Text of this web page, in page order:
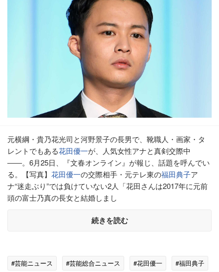
元横綱・貴乃花光司と河野景子の長男で、靴職人・画家・タ
レントでもある花田優一が、人気女性アナと真剣交際中
――。6月25日、『文春オンライン』が報じ、話題を呼んでい
る。【写真】 花田優一の交際相手・元テレ東の福田典子ア
ナ“迷走ぶり”では負けていない2人「花田さんは2017年に元前
頭の富士乃真の長女と結婚しまし
続きを読む
#芸能ニュース #芸能総合ニュース #花田優一 #福田典子